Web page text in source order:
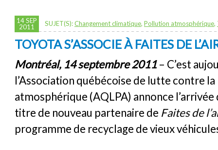
14 SEP
2011
SUJET(S):Changement climatique, Pollution atmosphérique,
TOYOTA S’ASSOCIE À FAITES DE
Montréal, 14 septembre 2011 – C’est
l’Association québécoise de lutte contre
atmosphérique (AQLPA) annonce l’arrivée
titre de nouveau partenaire de Faites de
programme de recyclage de vieux